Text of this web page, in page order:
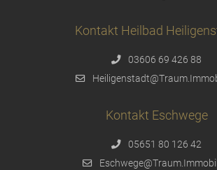
Kontakt Heilbad
03606 69 426 88
Kontakt Eschwege
05651 80 126 42